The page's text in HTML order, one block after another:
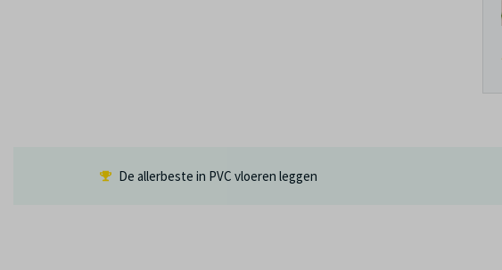
De allerbeste in PVC vloeren leggen